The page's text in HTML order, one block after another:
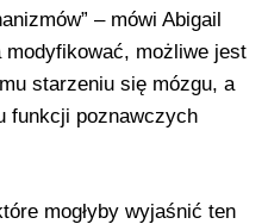
– mówi Abigail
modyfikować, możliwe jest
starzeniu się mózgu, a
funkcji poznawczych
mogłyby wyjaśnić ten